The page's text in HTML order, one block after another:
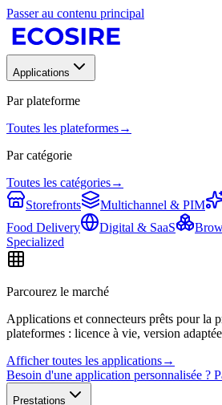
Passer au contenu principal
Applications
Par plateforme
Toutes les plateformes→
Par catégorie
Toutes les catégories→
Storefronts
Multichannel & PIM
Food Delivery
Digital & SaaS
Specialized
Parcourez le marché
Applications et connecteurs prêts pour la
plateformes : licence à vie, version
Afficher toutes les applications→
Besoin d'une application personnalisée ?
Prestations